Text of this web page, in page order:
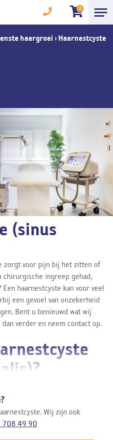
0
haargroei › Haarnestcyste
een
(sinus
zorgt voor pijn bij het zitten of
chirurgische ingreep gehad,
haarnestcyste kan voor veel
een gevoel van onzekerheid
Bent u benieuwd wat wij
verder en neem contact op.
aandoening die vaak
de 40 jaar. Het betreft een
(meestal de bilspleet) die
haren. Wanneer een
Wij zijn ook
708 49 90